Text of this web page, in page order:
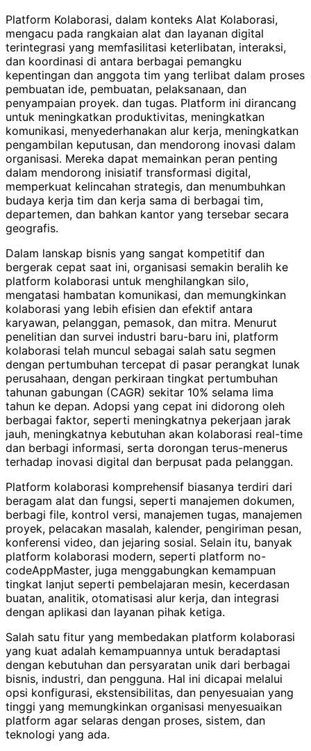
Platform Kolaborasi, dalam konteks Alat Kolaborasi,
mengacu pada rangkaian alat dan layanan digital
terintegrasi yang memfasilitasi keterlibatan, interaksi,
dan koordinasi di antara berbagai pemangku
kepentingan dan anggota tim yang terlibat dalam proses
pembuatan ide, pembuatan, pelaksanaan, dan
penyampaian proyek. dan tugas. Platform ini dirancang
untuk meningkatkan produktivitas, meningkatkan
komunikasi, menyederhanakan alur kerja, meningkatkan
pengambilan keputusan, dan mendorong inovasi dalam
organisasi. Mereka dapat memainkan peran penting
dalam mendorong inisiatif transformasi digital,
memperkuat kelincahan strategis, dan menumbuhkan
budaya kerja tim dan kerja sama di berbagai tim,
departemen, dan bahkan kantor yang tersebar secara
geografis.
Dalam lanskap bisnis yang sangat kompetitif dan
bergerak cepat saat ini, organisasi semakin beralih ke
platform kolaborasi untuk menghilangkan silo,
mengatasi hambatan komunikasi, dan memungkinkan
kolaborasi yang lebih efisien dan efektif antara
karyawan, pelanggan, pemasok, dan mitra. Menurut
penelitian dan survei industri baru-baru ini, platform
kolaborasi telah muncul sebagai salah satu segmen
dengan pertumbuhan tercepat di pasar perangkat lunak
perusahaan, dengan perkiraan tingkat pertumbuhan
tahunan gabungan (CAGR) sekitar 10% selama lima
tahun ke depan. Adopsi yang cepat ini didorong oleh
berbagai faktor, seperti meningkatnya pekerjaan jarak
jauh, meningkatnya kebutuhan akan kolaborasi real-time
dan berbagi informasi, serta dorongan terus-menerus
terhadap inovasi digital dan berpusat pada pelanggan.
Platform kolaborasi komprehensif biasanya terdiri dari
beragam alat dan fungsi, seperti manajemen dokumen,
berbagi file, kontrol versi, manajemen tugas, manajemen
proyek, pelacakan masalah, kalender, pengiriman pesan,
konferensi video, dan jejaring sosial. Selain itu, banyak
platform kolaborasi modern, seperti platform no-
codeAppMaster, juga menggabungkan kemampuan
tingkat lanjut seperti pembelajaran mesin, kecerdasan
buatan, analitik, otomatisasi alur kerja, dan integrasi
dengan aplikasi dan layanan pihak ketiga.
Salah satu fitur yang membedakan platform kolaborasi
yang kuat adalah kemampuannya untuk beradaptasi
dengan kebutuhan dan persyaratan unik dari berbagai
bisnis, industri, dan pengguna. Hal ini dicapai melalui
opsi konfigurasi, ekstensibilitas, dan penyesuaian yang
tinggi yang memungkinkan organisasi menyesuaikan
platform agar selaras dengan proses, sistem, dan
teknologi yang ada.